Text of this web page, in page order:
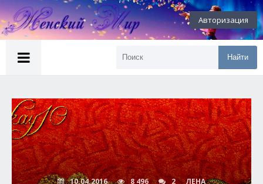
Авторизация
Найти
10.04.2016 8 496 2 ЛЕНА